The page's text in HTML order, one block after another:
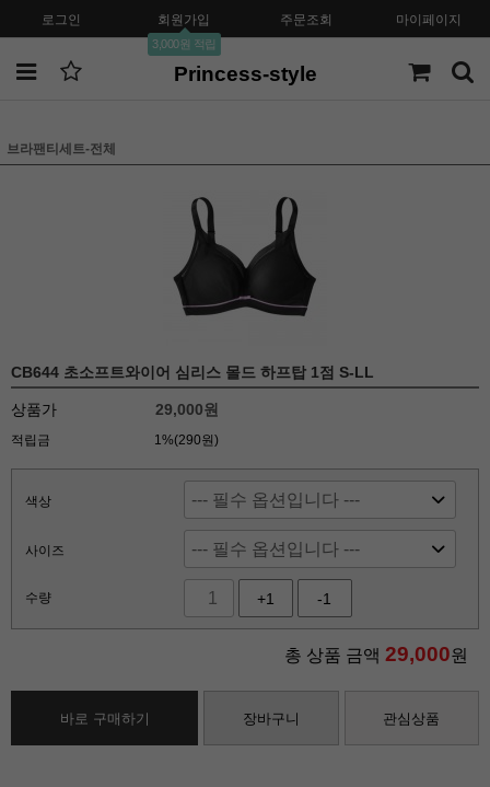
로그인 회원가입
3,000원 적립
주문조회 마이페이지
Princess-style
브라팬티세트-전체
CB644 초소프트와이어 심리스 몰드 하프탑 1점 S-LL
상품가 29,000원
적립금 1%(290원)
색상
사이즈
수량 +1 -1
총 상품 금액 29,000원
바로 구매하기 장바구니 관심상품